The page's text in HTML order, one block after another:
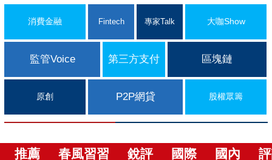
消費金融 Fintech 專家Talk 大咖Show
監管Voice 第三方支付 區塊鏈
原創 P2P網貸 股權眾籌
推薦 春風習習 銳評 國際 國內